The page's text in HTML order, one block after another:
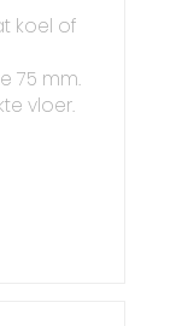
koel of
75 mm.
vloer.